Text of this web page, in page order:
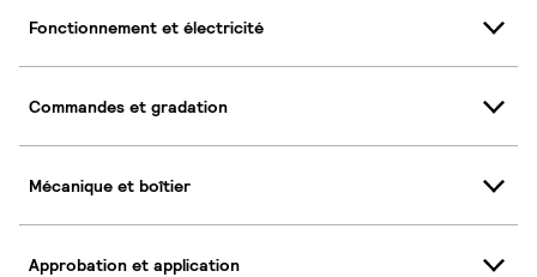
Fonctionnement et électricité
Commandes et gradation
Mécanique et boîtier
Approbation et application